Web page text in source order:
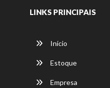
LINKS PRINCIPAIS
Início
Estoque
Empresa